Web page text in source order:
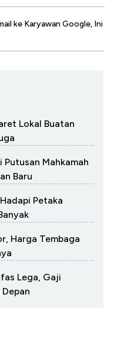
ke Karyawan Google, Ini
Lokal Buatan
Putusan Mahkamah
Baru
Petaka
Harga Tembaga
Lega, Gaji